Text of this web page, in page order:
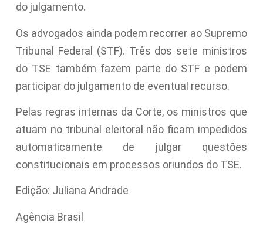
do julgamento.
Os advogados ainda podem recorrer ao Supremo
Tribunal Federal (STF). Três dos sete ministros
do TSE também fazem parte do STF e podem
participar do julgamento de eventual recurso.
Pelas regras internas da Corte, os ministros que
atuam no tribunal eleitoral não ficam impedidos
automaticamente de julgar questões
constitucionais em processos oriundos do TSE.
Edição: Juliana Andrade
Agência Brasil